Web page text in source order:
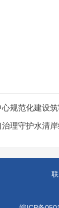
规范化建设
理守护水清